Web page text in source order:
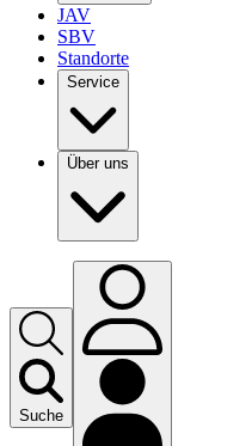
JAV
SBV
Standorte
Service
Über uns
Suche